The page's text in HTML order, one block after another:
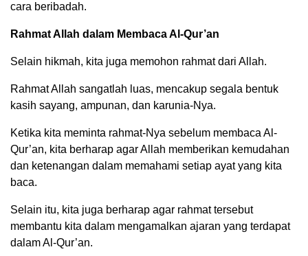
cara beribadah.
Rahmat Allah dalam Membaca Al-Qur’an
Selain hikmah, kita juga memohon rahmat dari Allah.
Rahmat Allah sangatlah luas, mencakup segala bentuk
kasih sayang, ampunan, dan karunia-Nya.
Ketika kita meminta rahmat-Nya sebelum membaca Al-
Qur’an, kita berharap agar Allah memberikan kemudahan
dan ketenangan dalam memahami setiap ayat yang kita
baca.
Selain itu, kita juga berharap agar rahmat tersebut
membantu kita dalam mengamalkan ajaran yang terdapat
dalam Al-Qur’an.